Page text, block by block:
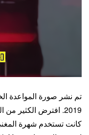
تم نشر صورة المواعدة
2019. افترض الكثير
كانت تستخدم شهرة